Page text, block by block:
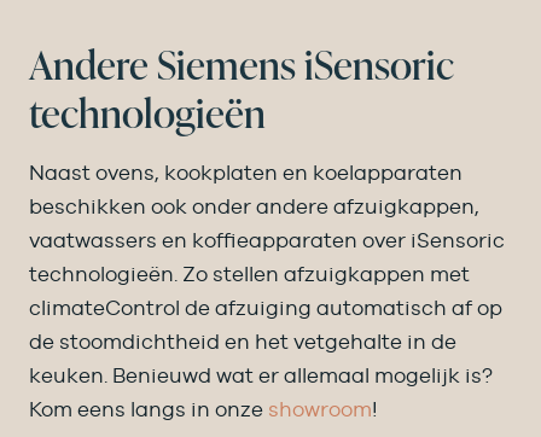
Andere Siemens iSensoric
technologieën
Naast ovens, kookplaten en koelapparaten
beschikken ook onder andere afzuigkappen,
vaatwassers en koffieapparaten over iSensoric
technologieën. Zo stellen afzuigkappen met
climateControl de afzuiging automatisch af op
de stoomdichtheid en het vetgehalte in de
keuken. Benieuwd wat er allemaal mogelijk is?
Kom eens langs in onze showroom!